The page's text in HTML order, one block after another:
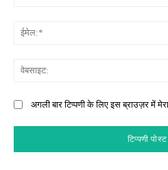
अगली बार टिप्पणी के लिए इस ब्राउज़र में